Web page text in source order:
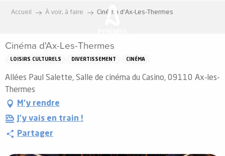
principal
Accueil À voir, à faire Cinéma d'Ax-Les-Thermes
Cinéma d'Ax-Les-Thermes
LOISIRS CULTURELS DIVERTISSEMENT CINÉMA
Allées Paul Salette, Salle de cinéma du Casino, 09110 Ax-les-
Thermes
M'y rendre
J'y vais en train !
Partager